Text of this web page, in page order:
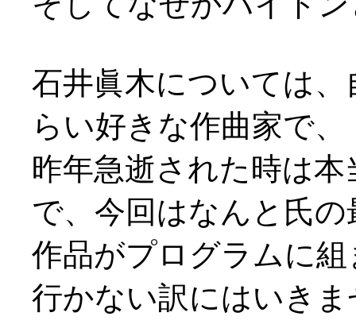
石井眞木については
らい好きな作曲家で、
昨年急逝された時は
で、今回はなんと氏
作品がプログラムに
行かない訳にはいき